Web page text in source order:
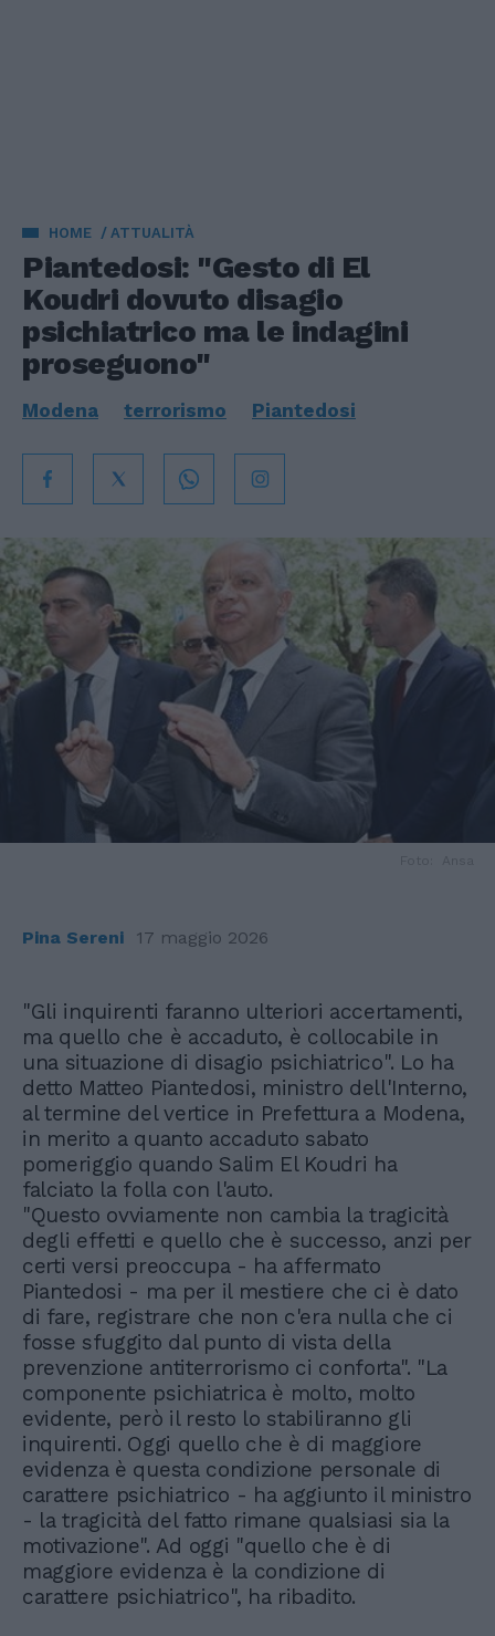
HOME ATTUALITÀ
Piantedosi: "Gesto di El
Koudri dovuto disagio
psichiatrico ma le indagini
proseguono"
Modena terrorismo Piantedosi
Pina Sereni 17 maggio 2026
"Gli inquirenti faranno ulteriori accertamenti,
ma quello che è accaduto, è collocabile in
una situazione di disagio psichiatrico". Lo ha
detto Matteo Piantedosi, ministro dell'Interno,
al termine del vertice in Prefettura a Modena,
in merito a quanto accaduto sabato
pomeriggio quando Salim El Koudri ha
falciato la folla con l'auto.
"Questo ovviamente non cambia la tragicità
degli effetti e quello che è successo, anzi per
certi versi preoccupa - ha affermato
Piantedosi - ma per il mestiere che ci è dato
di fare, registrare che non c'era nulla che ci
fosse sfuggito dal punto di vista della
prevenzione antiterrorismo ci conforta". "La
componente psichiatrica è molto, molto
evidente, però il resto lo stabiliranno gli
inquirenti. Oggi quello che è di maggiore
evidenza è questa condizione personale di
carattere psichiatrico - ha aggiunto il ministro
- la tragicità del fatto rimane qualsiasi sia la
motivazione". Ad oggi "quello che è di
maggiore evidenza è la condizione di
carattere psichiatrico", ha ribadito.